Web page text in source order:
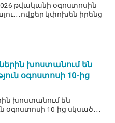
թվականի օգոստոսին
կփոխեն իրենց
խոստանում են
օգոստոսի 10-ից
խոստանում են
10-ից սկսած․․․